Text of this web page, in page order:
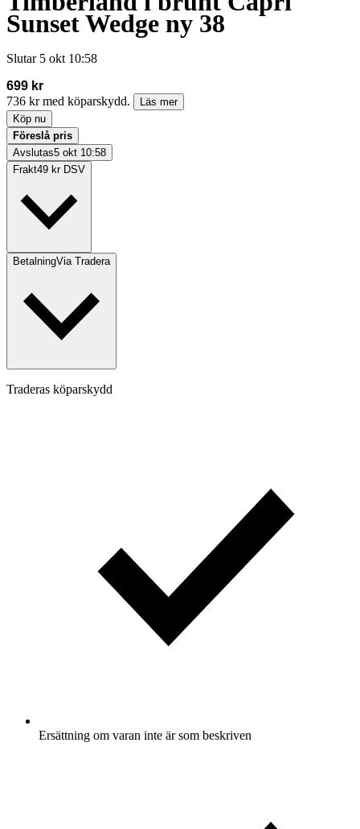
Sunset Wedge ny 38
Slutar 5 okt 10:58
699 kr
736 kr med köparskydd.
Läs mer
Köp nu
Föreslå pris
Avslutas5 okt 10:58
Frakt49 kr DSV
BetalningVia Tradera
Traderas köparskydd
Ersättning om varan inte är som beskriven